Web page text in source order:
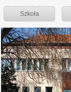
Szkoła